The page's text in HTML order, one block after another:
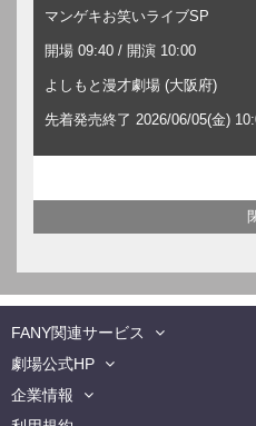
マンゲキお笑いライブSP
開場 09:40 / 開演 10:00
よしもと漫才劇場 (大阪府)
先着発売終了 2026/06/05(金)
FANY関連サービス
劇場公式HP
企業情報